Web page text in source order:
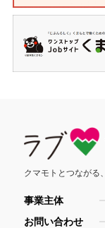
クマモトとつながる、
事業主体
お問い合わせ